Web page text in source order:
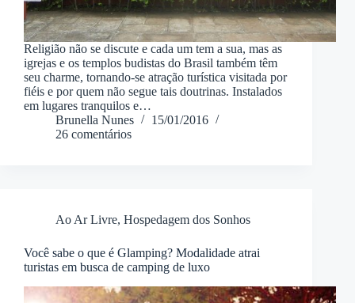
Religião não se discute e cada um tem a sua, mas as
igrejas e os templos budistas do Brasil também têm
seu charme, tornando-se atração turística visitada por
fiéis e por quem não segue tais doutrinas. Instalados
em lugares tranquilos e…
Brunella Nunes
15/01/2016
26 comentários
Ao Ar Livre, Hospedagem dos Sonhos
Você sabe o que é Glamping? Modalidade atrai
turistas em busca de camping de luxo